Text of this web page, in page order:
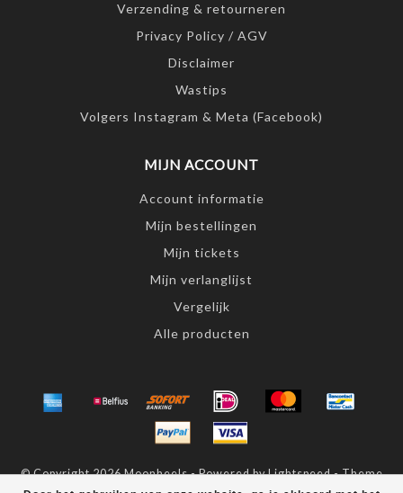
Verzending & retourneren
Privacy Policy / AGV
Disclaimer
Wastips
Volgers Instagram & Meta (Facebook)
MIJN ACCOUNT
Account informatie
Mijn bestellingen
Mijn tickets
Mijn verlanglijst
Vergelijk
Alle producten
© Copyright 2026 Moonheels - Powered byLightspeed- Theme